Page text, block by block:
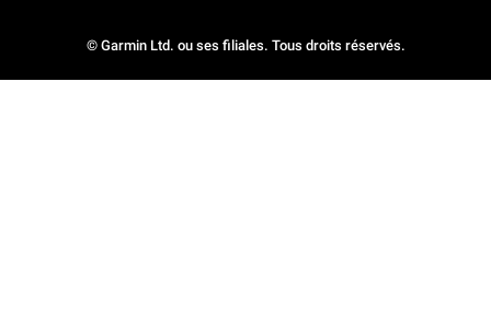
© Garmin Ltd. ou ses filiales. Tous droits réservés.